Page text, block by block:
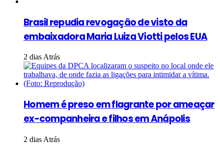
Brasil repudia revogação de visto da
embaixadora Maria Luiza Viotti pelos EUA
2 dias Atrás
Homem é preso em flagrante por ameaçar
ex-companheira e filhos em Anápolis
2 dias Atrás